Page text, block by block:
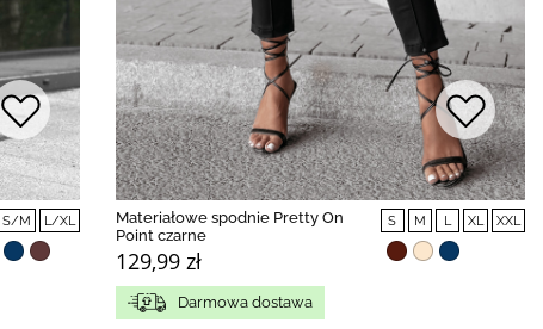
S/M L/XL
Materiałowe spodnie Pretty On
Point czarne
129,99 zł
S M L XL XXL
Darmowa dostawa